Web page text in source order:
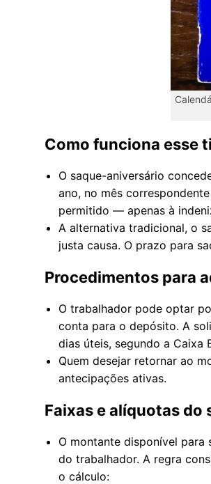
Como funciona esse
O saque-aniversário
ano, no mês
permitido — apenas à
A alternativa tradicional, o
justa causa. O prazo para
Procedimentos para
O trabalhador pode optar
conta para o depósito. A
dias úteis, segundo a Caixa
Quem desejar retornar ao
antecipações ativas.
Faixas e alíquotas do
O montante disponível para
do trabalhador. A regra
o cálculo: